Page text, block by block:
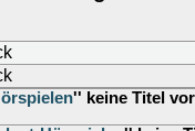
'' keine Titel